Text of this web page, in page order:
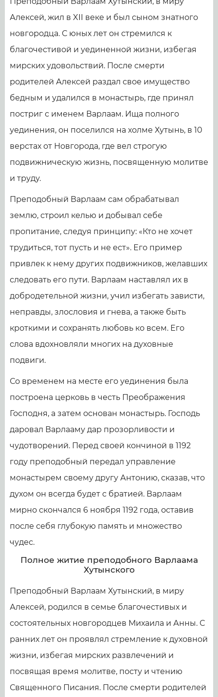
Алексей, жил в XII веке и был сыном знатного
новгородца. С юных лет он стремился к
благочестивой и уединенной жизни, избегая
мирских удовольствий. После смерти
родителей Алексей раздал свое имущество
бедным и удалился в монастырь, где принял
постриг с именем Варлаам. Ища полного
уединения, он поселился на холме Хутынь, в 10
верстах от Новгорода, где вел строгую
подвижническую жизнь, посвященную молитве
и труду.
Преподобный Варлаам сам обрабатывал
землю, строил келью и добывал себе
пропитание, следуя принципу: «Кто не хочет
трудиться, тот пусть и не ест». Его пример
привлек к нему других подвижников, желавших
следовать его пути. Варлаам наставлял их в
добродетельной жизни, учил избегать зависти,
неправды, злословия и гнева, а также быть
кроткими и сохранять любовь ко всем. Его
слова вдохновляли многих на духовные
подвиги.
Со временем на месте его уединения была
построена церковь в честь Преображения
Господня, а затем основан монастырь. Господь
даровал Варлааму дар прозорливости и
чудотворений. Перед своей кончиной в 1192
году преподобный передал управление
монастырем своему другу Антонию, сказав, что
духом он всегда будет с братией. Варлаам
мирно скончался 6 ноября 1192 года, оставив
после себя глубокую память и множество
чудес.
Полное житие преподобного Варлаама
Хутынского
Преподобный Варлаам Хутынский, в миру
Алексей, родился в семье благочестивых и
состоятельных новгородцев Михаила и Анны. С
ранних лет он проявлял стремление к духовной
жизни, избегая мирских развлечений и
посвящая время молитве, посту и чтению
Священного Писания. После смерти родителей